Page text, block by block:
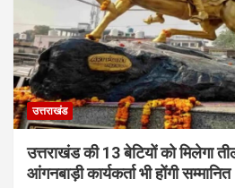
उत्तराखंड
उत्तराखंड की 13 बेटियों को मिलेगा
आंगनबाड़ी कार्यकर्ता भी होंगी सम्मानित